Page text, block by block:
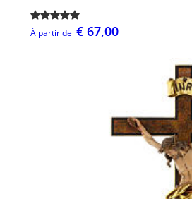
À partir de € 67,00